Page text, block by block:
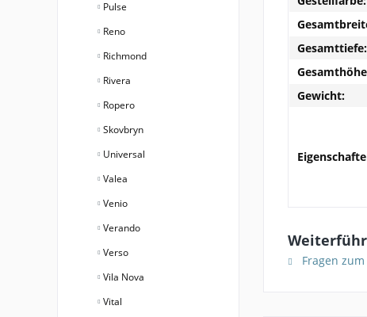
Pulse
Reno
Richmond
Rivera
Ropero
Skovbryn
Universal
Valea
Venio
Verando
Verso
Vila Nova
Vital
Gesamttiefe:
Gewicht:
Fragen